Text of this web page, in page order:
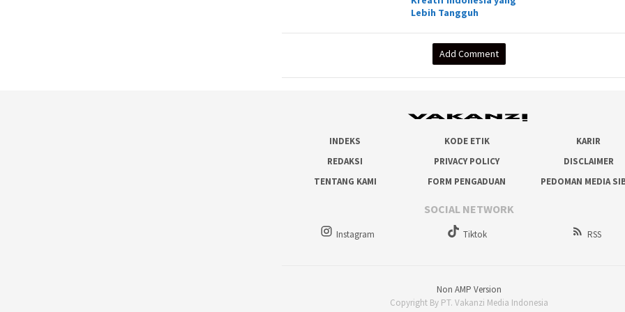
Lebih Tangguh
Add Comment
INDEKS KODE ETIK
KARIR
REDAKSI
PRIVACY POLICY
DISCLAIMER
TENTANG KAMI
FORM PENGADUAN PEDOMAN MEDIA
SOCIAL NETWORK
Instagram Tiktok RSS
Non AMP Version
Copyright By PT. Vakanzi Media Indonesia